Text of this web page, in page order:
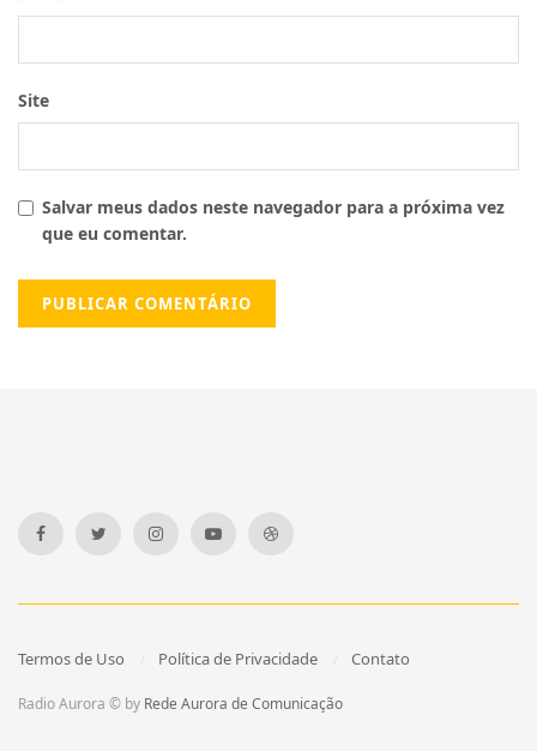
Site
Salvar meus dados neste navegador para a próxima vez
que eu comentar.
Termos de Uso Política de Privacidade Contato
Radio Aurora © by Rede Aurora de Comunicação